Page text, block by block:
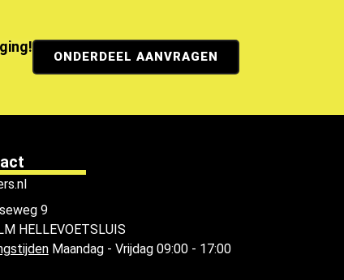
ONDERDEEL AANVRAGEN
9
HELLEVOETSLUIS
Maandag - Vrijdag 09:00 - 17:00